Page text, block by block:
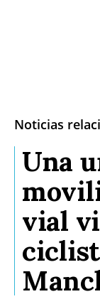
Noticias
Una
vial